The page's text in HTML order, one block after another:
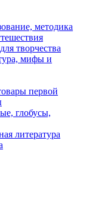
методика
творчества
мифы и
первой
глобусы,
литература